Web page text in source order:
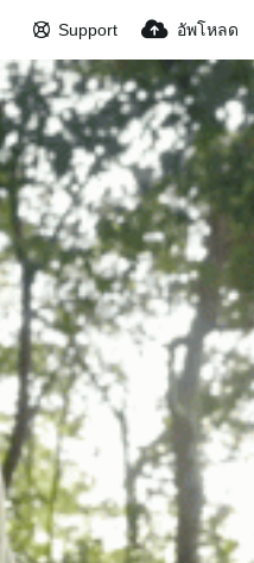
Support อัพโหลด